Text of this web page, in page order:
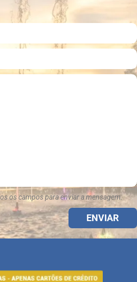
os campos para enviar a mensagem.
ENVIAR